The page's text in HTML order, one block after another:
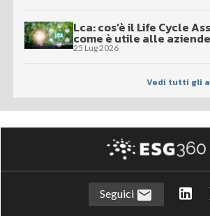
Lca: cos’è il Life Cycle
come è utile alle aziende
25 Lug 2026
Vedi tutti gli
Seguici